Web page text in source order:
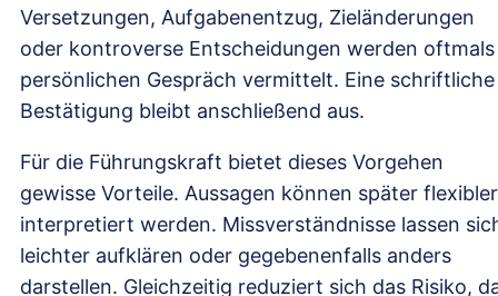
Versetzungen, Aufgabenentzug, Zieländerungen
oder kontroverse Entscheidungen werden
persönlichen Gespräch vermittelt. Eine schriftliche
Bestätigung bleibt anschließend aus.
Für die Führungskraft bietet dieses Vorgehen
gewisse Vorteile. Aussagen können später flexibler
interpretiert werden. Missverständnisse lassen
leichter aufklären oder gegebenenfalls anders
darstellen. Gleichzeitig reduziert sich das Risiko,